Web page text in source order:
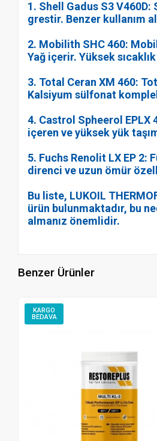
1. Shell Gadus S3 V460D:
grestir. Benzer kullanım
2. Mobilith SHC 460:
Yağ içerir. Yüksek
3. Total Ceran XM 460:
Kalsiyum sülfonat
4. Castrol Spheerol EPLX
içeren ve yüksek yük
5. Fuchs Renolit LX EP 2:
direnci ve uzun ömür
Bu liste, LUKOIL
ürün bulunmaktadır, bu
almanız önemlidir.
Benzer Ürünler
KARGO
BEDAVA